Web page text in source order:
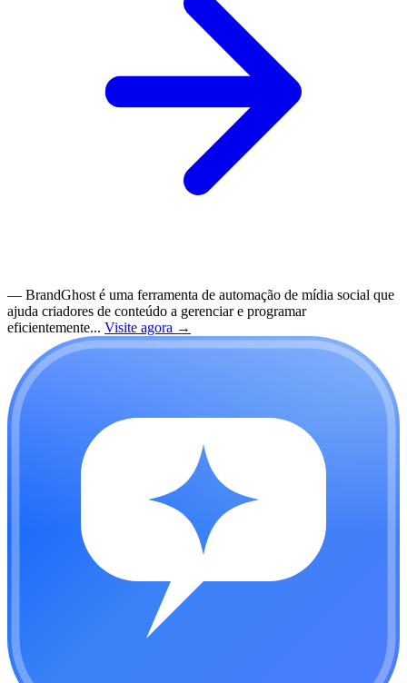
— BrandGhost é uma ferramenta de automação de mídia social que
ajuda criadores de conteúdo a gerenciar e programar
eficientemente... Visite agora →